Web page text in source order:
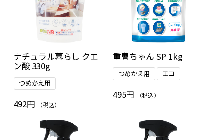
ナチュラル暮らし クエ
ン酸 330g
つめかえ用
492円 （税込）
重曹ちゃん SP 1kg
つめかえ用 エコ
495円 （税込）